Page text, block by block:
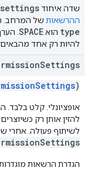
שדה איחודsettings
ההרשאות של המרחב.
type הואSPACE
.
להיות רק אחד
Settings
)
אופציונלי. קלט
להזין אותן רק
לשיתוף פעולה. אחרי
הגדרת הרשאות